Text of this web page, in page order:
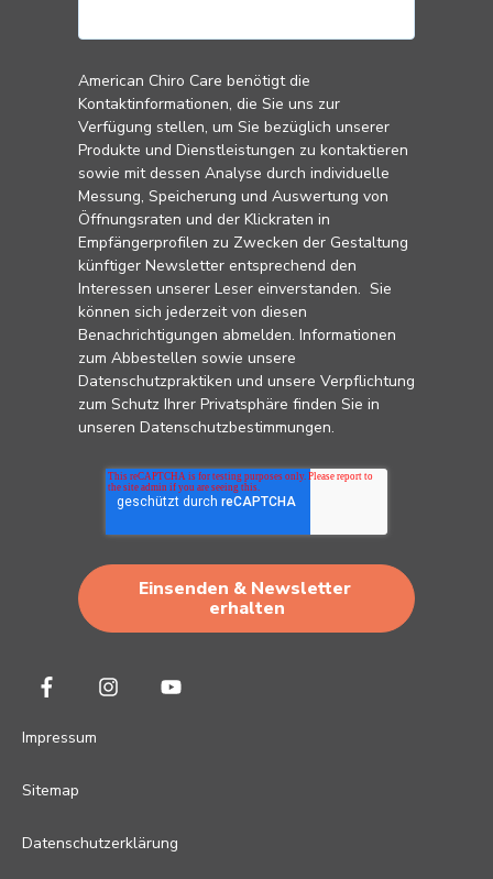
American Chiro Care benötigt die
Kontaktinformationen, die Sie uns zur
Verfügung stellen, um Sie bezüglich unserer
Produkte und Dienstleistungen zu kontaktieren
sowie mit dessen Analyse durch individuelle
Messung, Speicherung und Auswertung von
Öffnungsraten und der Klickraten in
Empfängerprofilen zu Zwecken der Gestaltung
künftiger Newsletter entsprechend den
Interessen unserer Leser einverstanden. Sie
können sich jederzeit von diesen
Benachrichtigungen abmelden. Informationen
zum Abbestellen sowie unsere
Datenschutzpraktiken und unsere Verpflichtung
zum Schutz Ihrer Privatsphäre finden Sie in
unseren Datenschutzbestimmungen.
Impressum
Sitemap
Datenschutzerklärung